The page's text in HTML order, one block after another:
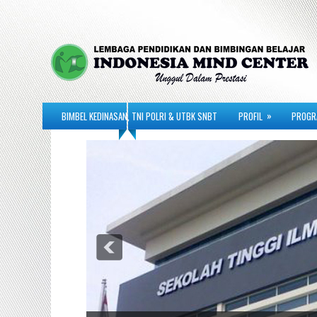
BIMBEL KEDINASAN, TNI POLRI & UTBK SNBT PROFIL »